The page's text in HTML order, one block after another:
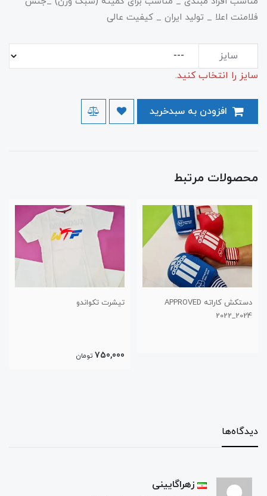
فلامنت اعلا _ تولید ایران _ کیفیت عالی
سایز
سایز را انتخاب کنید.
محصولات مرتبط
دستکش کاراته APPROVED
2022_2024
تیشرت تکواندو
750,000 تومان
دیدگاه‌ها
زهراگایینی